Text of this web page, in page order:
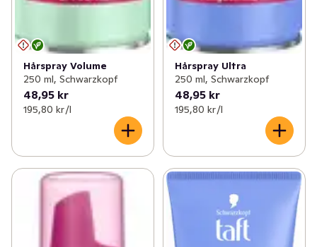
Hårspray Volume
250 ml, Schwarzkopf
48,95 kr
195,80 kr /l
Hårspray Ultra
250 ml, Schwarzkopf
48,95 kr
195,80 kr /l